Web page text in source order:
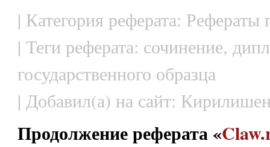
| Категория реферата: Рефераты
| Теги реферата: сочинение,
государственного образца
| Добавил(а) на сайт:
Продолжение реферата «